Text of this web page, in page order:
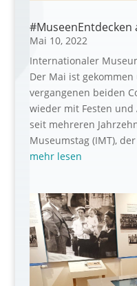
#MuseenEntdecken
Mai 10, 2022
Internationaler
Der Mai ist
vergangenen beiden
wieder mit Festen und
seit mehreren
Museumstag (IMT),
mehr lesen